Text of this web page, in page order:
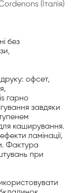
(Італія)
без
друку: офсет,
гарно
завдяки
каширування.
ламінації,
Фактура
при